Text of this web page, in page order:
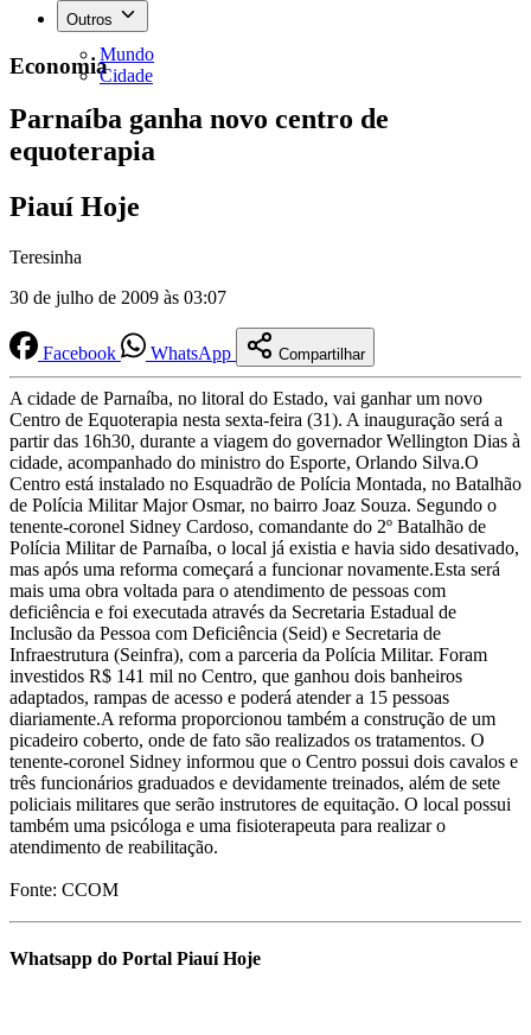
Outros
Mundo
Cidade
Economia
Parnaíba ganha novo centro de
equoterapia
Piauí Hoje
Teresinha
30 de julho de 2009 às 03:07
Facebook WhatsApp Compartilhar
A cidade de Parnaíba, no litoral do Estado, vai ganhar um novo
Centro de Equoterapia nesta sexta-feira (31). A inauguração será a
partir das 16h30, durante a viagem do governador Wellington Dias à
cidade, acompanhado do ministro do Esporte, Orlando Silva.O
Centro está instalado no Esquadrão de Polícia Montada, no Batalhão
de Polícia Militar Major Osmar, no bairro Joaz Souza. Segundo o
tenente-coronel Sidney Cardoso, comandante do 2º Batalhão de
Polícia Militar de Parnaíba, o local já existia e havia sido desativado,
mas após uma reforma começará a funcionar novamente.Esta será
mais uma obra voltada para o atendimento de pessoas com
deficiência e foi executada através da Secretaria Estadual de
Inclusão da Pessoa com Deficiência (Seid) e Secretaria de
Infraestrutura (Seinfra), com a parceria da Polícia Militar. Foram
investidos R$ 141 mil no Centro, que ganhou dois banheiros
adaptados, rampas de acesso e poderá atender a 15 pessoas
diariamente.A reforma proporcionou também a construção de um
picadeiro coberto, onde de fato são realizados os tratamentos. O
tenente-coronel Sidney informou que o Centro possui dois cavalos e
três funcionários graduados e devidamente treinados, além de sete
policiais militares que serão instrutores de equitação. O local possui
também uma psicóloga e uma fisioterapeuta para realizar o
atendimento de reabilitação.
Fonte: CCOM
Whatsapp do Portal Piauí Hoje